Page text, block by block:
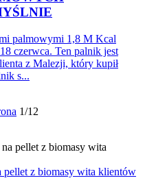
palmowymi 1,8 M Kcal
czerwca. Ten palnik jest
z Malezji, który kupił
s...
1/12
pellet z biomasy wita klientów